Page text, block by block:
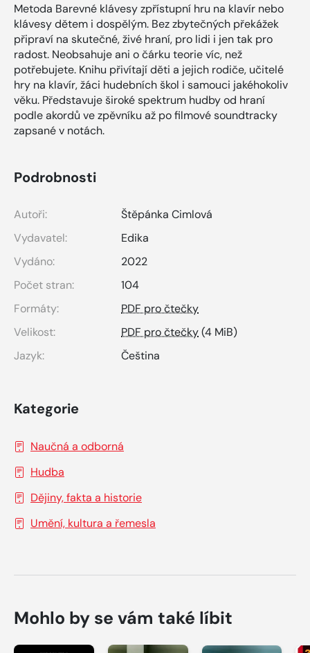
Metoda Barevné klávesy zpřístupní hru na klavír nebo
klávesy dětem i dospělým. Bez zbytečných překážek
připraví na skutečné, živé hraní, pro lidi i jen tak pro
radost. Neobsahuje ani o čárku teorie víc, než
potřebujete. Knihu přivítají děti a jejich rodiče, učitelé
hry na klavír, žáci hudebních škol i samouci jakéhokoliv
věku. Představuje široké spektrum hudby od hraní
podle akordů ve zpěvníku až po filmové soundtracky
zapsané v notách.
Podrobnosti
Autoři:
Štěpánka Cimlová
Vydavatel:
Edika
Vydáno:
2022
Počet stran:
104
Formáty:
PDF pro čtečky
Velikost:
PDF pro čtečky(4 MiB)
Jazyk:
Čeština
Kategorie
Naučná a odborná
Hudba
Dějiny, fakta a historie
Umění, kultura a řemesla
Mohlo by se vám také líbit